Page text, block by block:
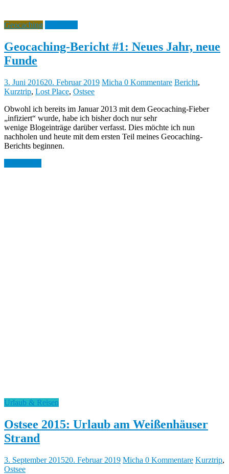
Geocaching
Geocaching-Bericht #1: Neues Jahr, neue
Funde
3. Juni 201620. Februar 2019 Micha 0 Kommentare Bericht,
Kurztrip, Lost Place, Ostsee
Obwohl ich bereits im Januar 2013 mit dem Geocaching-Fieber
„infiziert“ wurde, habe ich bisher doch nur sehr
wenige Blogeinträge darüber verfasst. Dies möchte ich nun
nachholen und heute mit dem ersten Teil meines Geocaching-
Berichts beginnen.
Urlaub & Reisen
Ostsee 2015: Urlaub am Weißenhäuser
Strand
3. September 201520. Februar 2019 Micha 0 Kommentare Kurztrip,
Ostsee